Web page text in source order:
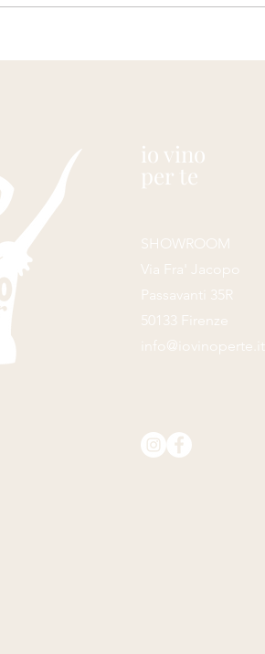
io vino
per te
SHOWROOM
Via Fra' Jacopo
Passavanti 35R
50133 Firenze
info@iovinoperte.it